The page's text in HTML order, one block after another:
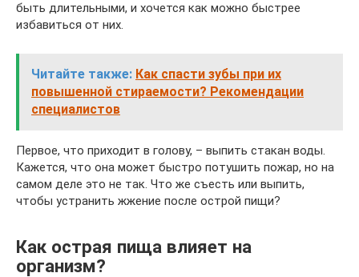
быть длительными, и хочется как можно быстрее
избавиться от них.
Читайте также: Как спасти зубы при их
повышенной стираемости? Рекомендации
специалистов
Первое, что приходит в голову, – выпить стакан воды.
Кажется, что она может быстро потушить пожар, но на
самом деле это не так. Что же съесть или выпить,
чтобы устранить жжение после острой пищи?
Как острая пища влияет на
организм?